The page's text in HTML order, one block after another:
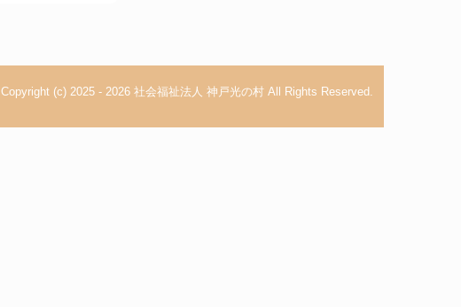
Copyright (c) 2025 - 2026 社会福祉法人 神戸光の村 All Rights Reserved.